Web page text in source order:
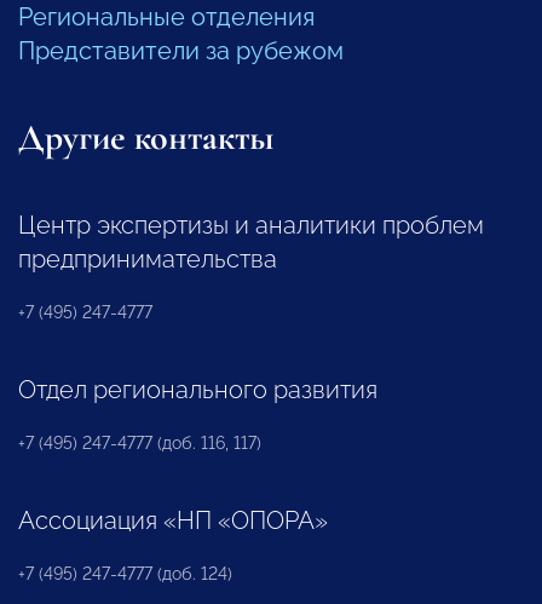
Региональные отделения
Представители за рубежом
Другие контакты
Центр экспертизы и аналитики проблем
предпринимательства
+7 (495) 247-4777
Отдел регионального развития
+7 (495) 247-4777 (доб. 116, 117)
Ассоциация «НП «ОПОРА»
+7 (495) 247-4777 (доб. 124)